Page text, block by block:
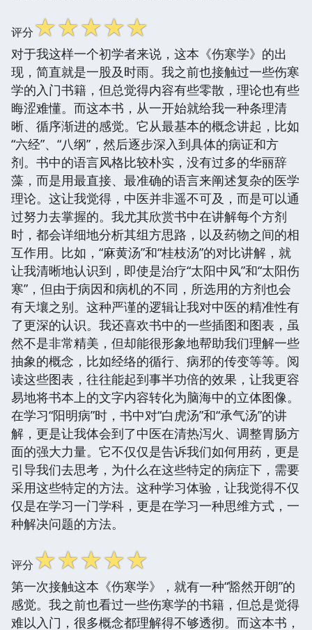
评分☆☆☆☆☆
对于我这样一个初学者来说，这本《伤寒学》的出
现，简直就是一股及时雨。我之前也接触过一些伤寒
学的入门书籍，但总觉得内容有些零散，理论也有些
晦涩难懂。而这本书，从一开始就给我一种条理清
晰、循序渐进的感觉。它从最基本的概念讲起，比如
“六经”、“八纲”，然后逐步深入到具体的病证和方
剂。书中的语言风格比较朴实，没有过多的华丽辞
藻，而是用最直接、最准确的语言来阐述复杂的医学
理论。这让我觉得，中医并非遥不可及，而是可以通
过努力去掌握的。我尤其欣赏书中在讲解每个方剂
时，都会详细地分析其组方思路，以及药物之间的相
互作用。比如，“麻黄汤”和“桂枝汤”的对比讲解，就
让我清晰地认识到，即使是治疗“太阳中风”和“太阳伤
寒”，但由于病因和病机的不同，所选用的方剂也会
有天壤之别。这种严谨的逻辑让我对中医的精准性有
了更深的认识。我还喜欢书中的一些插图和图表，虽
然不是非常精美，但却能很形象地帮助我们理解一些
抽象的概念，比如经络的循行、病邪的传变等等。阅
读这些图表，往往能起到事半功倍的效果，让我更容
易地将书本上的文字内容转化为脑海中的立体图像。
在学习“阳明病”时，书中对“白虎汤”和“承气汤”的讲
解，更是让我体会到了中医在清热泻火、调整胃肠方
面的强大力量。它不仅仅是告诉我们如何用药，更是
引导我们去思考，为什么在这些特定的病症下，需要
采用这些特定的方法。这种学习体验，让我觉得不仅
仅是在学习一门学科，更是在学习一种思维方式，一
种解决问题的方法。
评分☆☆☆☆☆
第一次接触这本《伤寒学》，就有一种“豁然开朗”的
感觉。我之前也看过一些伤寒学的书籍，但总是觉得
难以入门，很多概念都理解得不够透彻。而这本书，